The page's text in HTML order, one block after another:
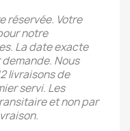
réservée. Votre
notre
La date exacte
Nous
livraisons de
servi. Les
et non par